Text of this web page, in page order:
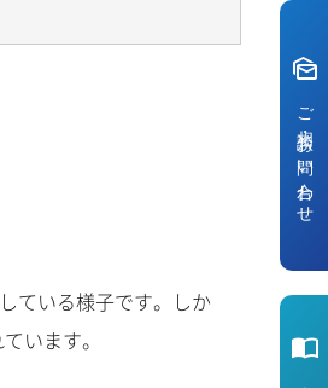
ている様子です。しか
います。
mark_as_unread
ご相談・お問い合わせ
import_contacts